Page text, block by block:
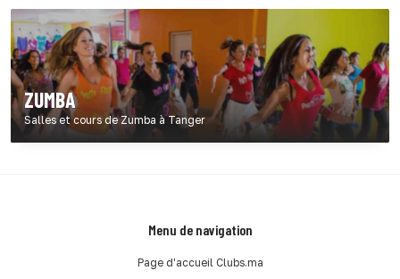
ZUMBA
Salles et cours de Zumba à Tanger
Menu de navigation
Page d'accueil Clubs.ma